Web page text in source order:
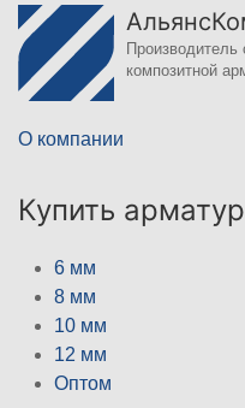
Производитель
композитной
О компании
Купить
6 мм
8 мм
10 мм
12 мм
Оптом